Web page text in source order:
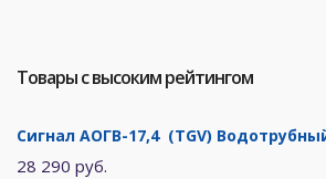
Товары с высоким рейтингом
Сигнал АОГВ-17,4 (TGV)
28 290 руб.